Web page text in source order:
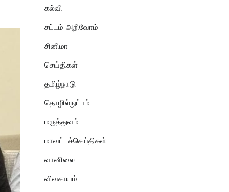
கல்வி
சட்டம் அறிவோம்
சினிமா
செய்திகள்
தமிழ்நாடு
தொழில்நுட்பம்
மருத்துவம்
மாவட்டச்செய்திகள்
வானிலை
விவசாயம்